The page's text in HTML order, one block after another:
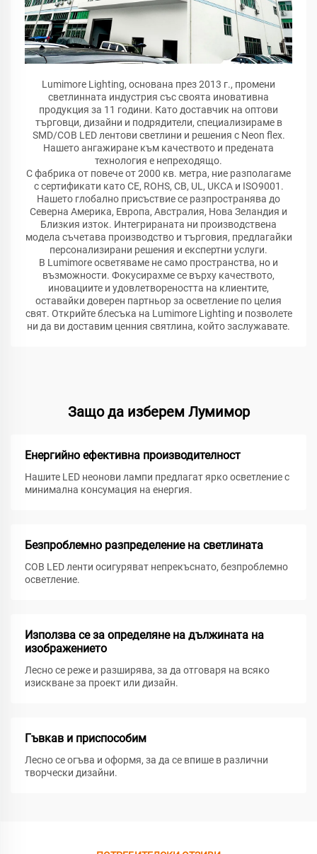
Lumimore Lighting, основана през 2013 г., промени
светлинната индустрия със своята иновативна
продукция за 11 години. Като доставчик на оптови
търговци, дизайни и подрядители, специализираме в
SMD/COB LED лентови светлини и решения с Neon flex.
Нашето ангажиране към качеството и предената
технология е непреходящо.
С фабрика от повече от 2000 кв. метра, ние разполагаме
с сертификати като CE, ROHS, CB, UL, UKCA и ISO9001.
Нашето глобално присъствие се разпространява до
Северна Америка, Европа, Австралия, Нова Зеландия и
Близкия изток. Интегрираната ни производствена
модела съчетава производство и търговия, предлагайки
персонализирани решения и експертни услуги.
В Lumimore осветяваме не само пространства, но и
възможности. Фокусирахме се върху качеството,
иновациите и удовлетвореността на клиентите,
оставайки доверен партньор за осветление по целия
свят. Открийте блесъка на Lumimore Lighting и позволете
ни да ви доставим ценния святлина, който заслужавате.
Защо да изберем Лумимор
Енергийно ефективна производителност
Нашите LED неонови лампи предлагат ярко осветление с
минимална консумация на енергия.
Безпроблемно разпределение на светлината
COB LED ленти осигуряват непрекъснато, безпроблемно
осветление.
Използва се за определяне на дължината на
изображението
Лесно се реже и разширява, за да отговаря на всяко
изискване за проект или дизайн.
Гъвкав и приспособим
Лесно се огъва и оформя, за да се впише в различни
творчески дизайни.